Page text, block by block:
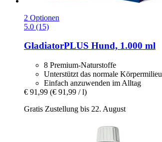
2 Optionen
5.0 (15)
GladiatorPLUS Hund, 1.000 ml
8 Premium-Naturstoffe
Unterstützt das normale Körpermilieu
Einfach anzuwenden im Alltag
€ 91,99 (€ 91,99 / l)
Gratis Zustellung bis 22. August